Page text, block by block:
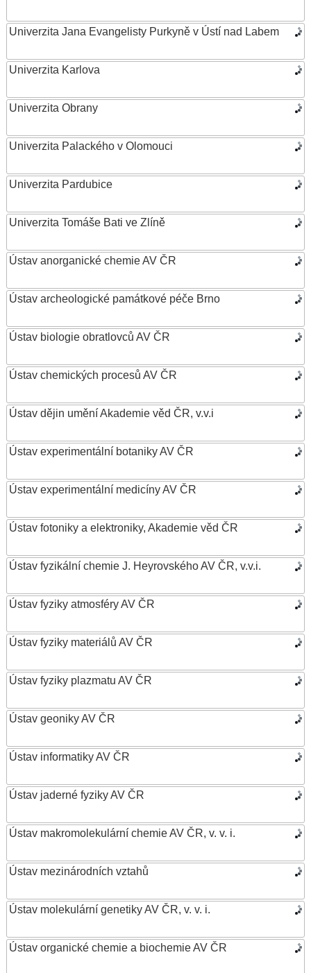
Univerzita Jana Evangelisty Purkyně v Ústí nad Labem
Univerzita Karlova
Univerzita Obrany
Univerzita Palackého v Olomouci
Univerzita Pardubice
Univerzita Tomáše Bati ve Zlíně
Ústav anorganické chemie AV ČR
Ústav archeologické památkové péče Brno
Ústav biologie obratlovců AV ČR
Ústav chemických procesů AV ČR
Ústav dějin umění Akademie věd ČR, v.v.i
Ústav experimentální botaniky AV ČR
Ústav experimentální medicíny AV ČR
Ústav fotoniky a elektroniky, Akademie věd ČR
Ústav fyzikální chemie J. Heyrovského AV ČR, v.v.i.
Ústav fyziky atmosféry AV ČR
Ústav fyziky materiálů AV ČR
Ústav fyziky plazmatu AV ČR
Ústav geoniky AV ČR
Ústav informatiky AV ČR
Ústav jaderné fyziky AV ČR
Ústav makromolekulární chemie AV ČR, v. v. i.
Ústav mezinárodních vztahů
Ústav molekulární genetiky AV ČR, v. v. i.
Ústav organické chemie a biochemie AV ČR